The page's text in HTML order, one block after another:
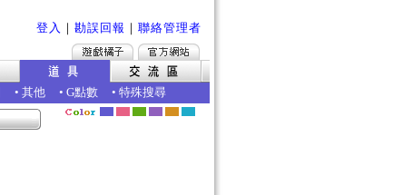
登入 ｜ 勘誤回報 ｜ 聯絡管理者
• 其他 • G點數 • 特殊搜尋